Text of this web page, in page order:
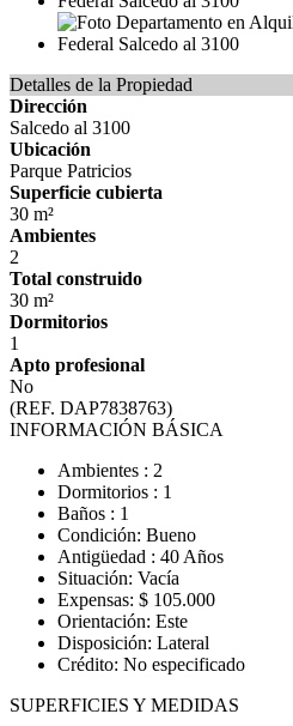
Detalles de la Propiedad
Dirección
Salcedo al 3100
Ubicación
Parque Patricios
Superficie cubierta
30 m²
Ambientes
2
Total construido
30 m²
Dormitorios
1
Apto profesional
No
(REF. DAP7838763)
INFORMACIÓN BÁSICA
Ambientes : 2
Dormitorios : 1
Baños : 1
Condición: Bueno
Antigüedad : 40 Años
Situación: Vacía
Expensas: $ 105.000
Orientación: Este
Disposición: Lateral
Crédito: No especificado
SUPERFICIES Y MEDIDAS